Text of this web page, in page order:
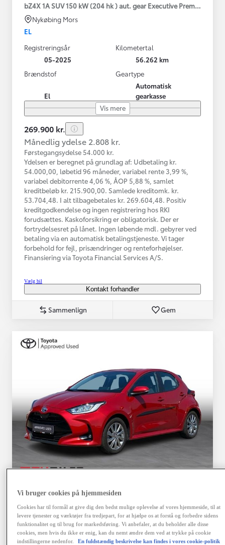
bZ4X 1A SUV 150 kW (204 hk ) aut. gear Executive Premium
Nykøbing Mors
EL
Registreringsår
05-2025
Kilometertal
56.262 km
Brændstof
El
Geartype
Automatisk
gearkasse
Vis mere
269.900 kr.
Månedlig ydelse 2.808 kr.
Førstegangsydelse 54.000 kr.
Ydelsen er beregnet på grundlag af: Udbetaling kr.
54.000,00, løbetid 96 måneder, variabel rente 3,99 %,
variabel debitorrente 4,06 %, ÅOP 5,88 %, samlet
kreditbeløb kr. 215.900,00. Samlede kreditomk. kr.
53.704,48. I alt tilbagebetales kr. 269.604,48. Positiv
kreditgodkendelse og ingen registrering hos RKI
forudsættes. Kaskoforsikring er obligatorisk. Der er
fortrydelsesret på lånet. Ingen løbende mdl. gebyrer ved
betaling via en automatisk betalingstjeneste. Vi tager
forbehold for fejl, prisændringer og renteforhøjelser.
Finansiering via Toyota Financial Services A/S.
Vælg bil
Kontakt forhandler
Sammenlign Gem
Toyota Yaris
Yaris 4A Hatchback 1.5 hybrid (116 hk) aut. gear Active -
Nykøbing Mors
HYBRID
Vi bruger cookies på hjemmesiden
Cookies har til formål at give dig den bedst mulige oplevelse af vores hjemmeside, til at
levere tjenester og værktøjer fra tredjepart, for at hjælpe os at forstå og forbedre sidens
funktionalitet og til brug for markedsføring. Vi anbefaler, at du beholder alle disse
cookies, men hvis du ikke er enig, kan du nemt ændre dem ved at trykke på cookie
indstillingerne nedenfor.
En fuldstændig beskrivelse kan findes i vores cookie-politik